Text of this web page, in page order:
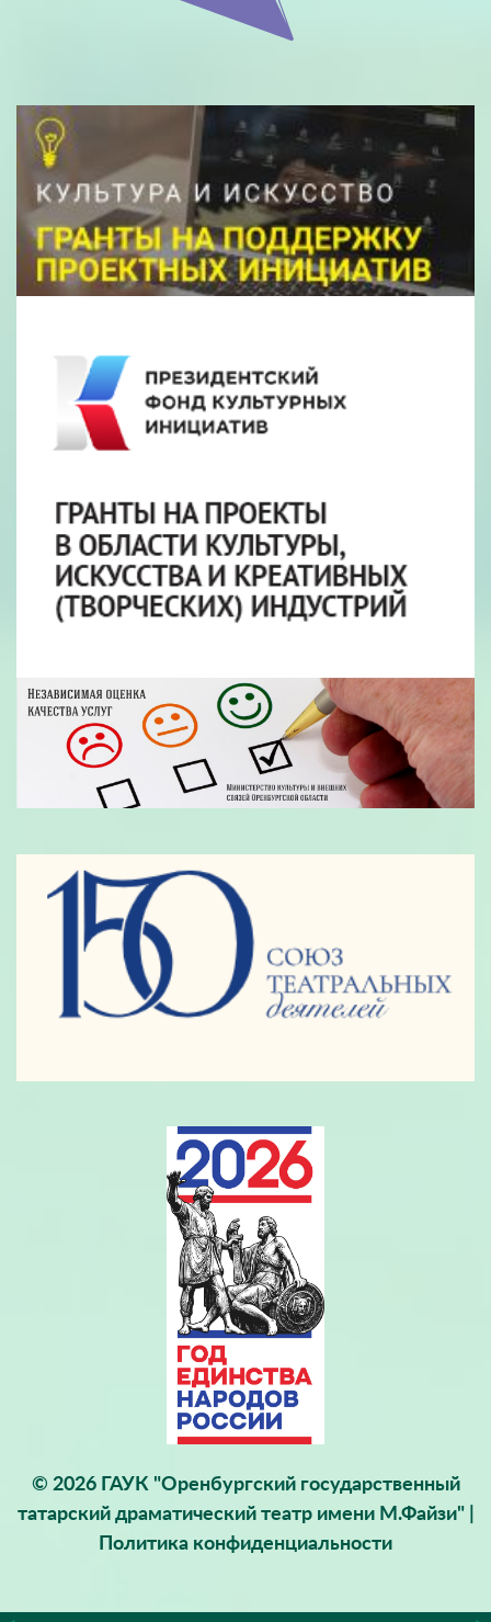
© 2026 ГАУК "Оренбургский государственный
татарский драматический театр имени М.Файзи" |
Политика конфиденциальности